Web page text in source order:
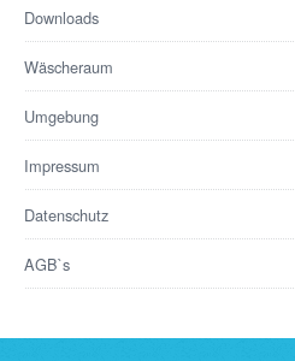
Downloads
Wäscheraum
Umgebung
Impressum
Datenschutz
AGB`s